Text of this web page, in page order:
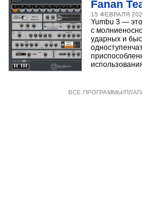
Fanan
15 ФЕВРАЛЯ
Yumbu 3 —
с
ударных и
ВСЕ ПРОГРАММЫ/